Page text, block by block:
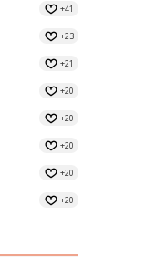
+41
+23
+21
+20
+20
+20
+20
+20